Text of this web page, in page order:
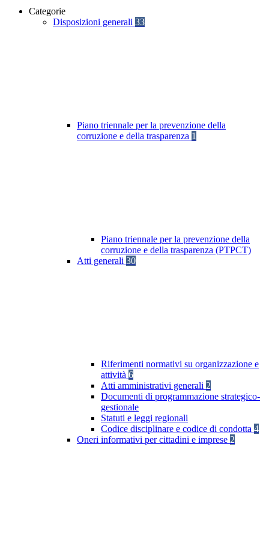
Categorie
Disposizioni generali 33
Piano triennale per la prevenzione della
corruzione e della trasparenza 1
Piano triennale per la prevenzione della
corruzione e della trasparenza (PTPCT)
Atti generali 30
Riferimenti normativi su organizzazione e
attività 6
Atti amministrativi generali 2
Documenti di programmazione strategico-
gestionale
Statuti e leggi regionali
Codice disciplinare e codice di condotta 4
Oneri informativi per cittadini e imprese 2